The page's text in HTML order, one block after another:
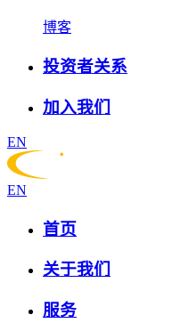
博客
投资者关系
加入我们
EN
EN
首页
关于我们
服务